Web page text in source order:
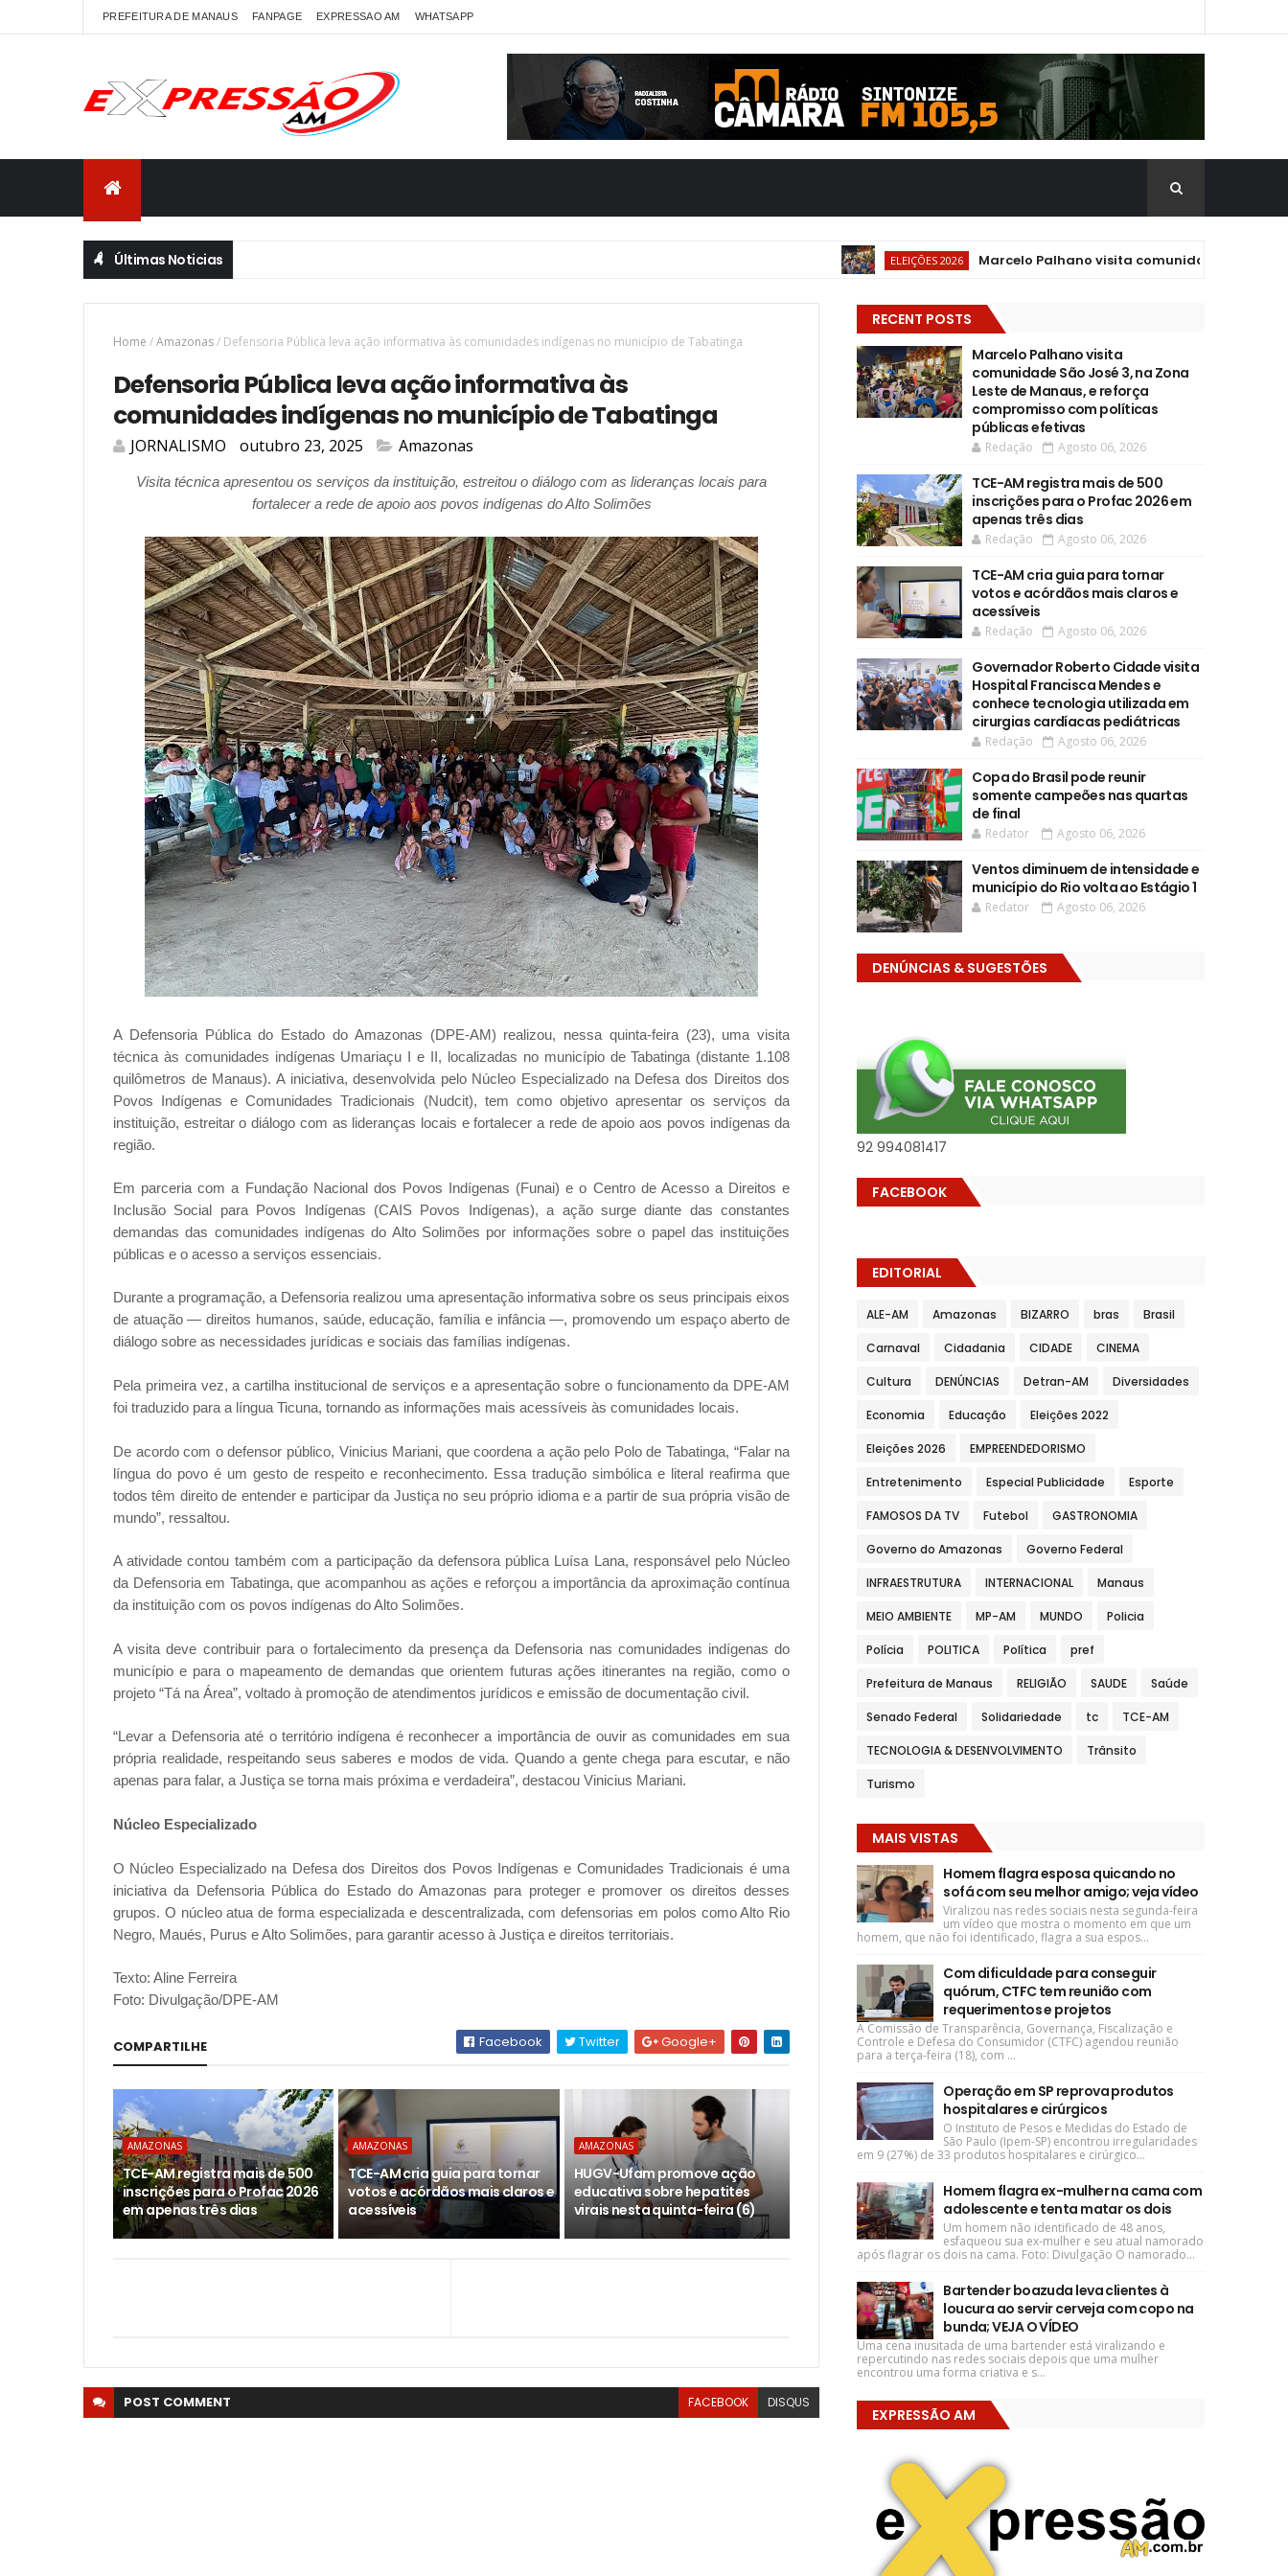
PREFEITURA DE MANAUS FANPAGE EXPRESSAO AM WHATSAPP
Últimas Noticias ELEIÇÕES 2026 Marcelo Palhano visita comunidade São José 3,
Home /Amazonas/ Defensoria Pública leva ação informativa às comunidades indígenas no município de Tabatinga
Defensoria Pública leva ação informativa às
comunidades indígenas no município de Tabatinga
JORNALISMO outubro 23, 2025 Amazonas
Visita técnica apresentou os serviços da instituição, estreitou o diálogo com as lideranças locais para
fortalecer a rede de apoio aos povos indígenas do Alto Solimões
A Defensoria Pública do Estado do Amazonas (DPE-AM) realizou, nessa quinta-feira (23), uma visita
técnica às comunidades indígenas Umariaçu I e II, localizadas no município de Tabatinga (distante 1.108
quilômetros de Manaus). A iniciativa, desenvolvida pelo Núcleo Especializado na Defesa dos Direitos dos
Povos Indígenas e Comunidades Tradicionais (Nudcit), tem como objetivo apresentar os serviços da
instituição, estreitar o diálogo com as lideranças locais e fortalecer a rede de apoio aos povos indígenas da
região.
Em parceria com a Fundação Nacional dos Povos Indígenas (Funai) e o Centro de Acesso a Direitos e
Inclusão Social para Povos Indígenas (CAIS Povos Indígenas), a ação surge diante das constantes
demandas das comunidades indígenas do Alto Solimões por informações sobre o papel das instituições
públicas e o acesso a serviços essenciais.
Durante a programação, a Defensoria realizou uma apresentação informativa sobre os seus principais eixos
de atuação — direitos humanos, saúde, educação, família e infância —, promovendo um espaço aberto de
diálogo sobre as necessidades jurídicas e sociais das famílias indígenas.
Pela primeira vez, a cartilha institucional de serviços e a apresentação sobre o funcionamento da DPE-AM
foi traduzido para a língua Ticuna, tornando as informações mais acessíveis às comunidades locais.
De acordo com o defensor público, Vinicius Mariani, que coordena a ação pelo Polo de Tabatinga, “Falar na
língua do povo é um gesto de respeito e reconhecimento. Essa tradução simbólica e literal reafirma que
todos têm direito de entender e participar da Justiça no seu próprio idioma e a partir de sua própria visão de
mundo”, ressaltou.
A atividade contou também com a participação da defensora pública Luísa Lana, responsável pelo Núcleo
da Defensoria em Tabatinga, que acompanhou as ações e reforçou a importância da aproximação contínua
da instituição com os povos indígenas do Alto Solimões.
A visita deve contribuir para o fortalecimento da presença da Defensoria nas comunidades indígenas do
município e para o mapeamento de demandas que orientem futuras ações itinerantes na região, como o
projeto “Tá na Área”, voltado à promoção de atendimentos jurídicos e emissão de documentação civil.
“Levar a Defensoria até o território indígena é reconhecer a importância de ouvir as comunidades em sua
própria realidade, respeitando seus saberes e modos de vida. Quando a gente chega para escutar, e não
apenas para falar, a Justiça se torna mais próxima e verdadeira”, destacou Vinicius Mariani.
Núcleo Especializado
O Núcleo Especializado na Defesa dos Direitos dos Povos Indígenas e Comunidades Tradicionais é uma
iniciativa da Defensoria Pública do Estado do Amazonas para proteger e promover os direitos desses
grupos. O núcleo atua de forma especializada e descentralizada, com defensorias em polos como Alto Rio
Negro, Maués, Purus e Alto Solimões, para garantir acesso à Justiça e direitos territoriais.
Texto: Aline Ferreira
Foto: Divulgação/DPE-AM
COMPARTILHE Facebook Twitter Google+
AMAZONAS
TCE-AM registra mais de 500
inscrições para o Profac 2026
em apenas três dias
AMAZONAS
TCE-AM cria guia para tornar
votos e acórdãos mais claros e
acessíveis
AMAZONAS
HUGV-Ufam promove ação
educativa sobre hepatites
virais nesta quinta-feira (6)
POST COMMENT FACEBOOK DISQUS
RECENT POSTS
Marcelo Palhano visita
comunidade São José 3, na Zona
Leste de Manaus, e reforça
compromisso com políticas
públicas efetivas
Redação Agosto 06, 2026
TCE-AM registra mais de 500
inscrições para o Profac 2026 em
apenas três dias
Redação Agosto 06, 2026
TCE-AM cria guia para tornar
votos e acórdãos mais claros e
acessíveis
Redação Agosto 06, 2026
Governador Roberto Cidade visita
Hospital Francisca Mendes e
conhece tecnologia utilizada em
cirurgias cardíacas pediátricas
Redação Agosto 06, 2026
Copa do Brasil pode reunir
somente campeões nas quartas
de final
Redator Agosto 06, 2026
Ventos diminuem de intensidade e
município do Rio volta ao Estágio 1
Redator Agosto 06, 2026
DENÚNCIAS & SUGESTÕES
92 994081417
FACEBOOK
EDITORIAL
ALE-AM Amazonas BIZARRO bras Brasil
Carnaval Cidadania CIDADE CINEMA
Cultura DENÚNCIAS Detran-AM Diversidades
Economia Educação Eleições 2022
Eleições 2026 EMPREENDEDORISMO
Entretenimento Especial Publicidade Esporte
FAMOSOS DA TV Futebol GASTRONOMIA
Governo do Amazonas Governo Federal
INFRAESTRUTURA INTERNACIONAL Manaus
MEIO AMBIENTE MP-AM MUNDO Policia
Polícia POLITICA Política pref
Prefeitura de Manaus RELIGIÃO SAUDE Saúde
Senado Federal Solidariedade tc TCE-AM
TECNOLOGIA & DESENVOLVIMENTO Trânsito
Turismo
MAIS VISTAS
Homem flagra esposa quicando no
sofá com seu melhor amigo; veja vídeo
Viralizou nas redes sociais nesta segunda-feira
um vídeo que mostra o momento em que um
homem, que não foi identificado, flagra a sua espos...
Com dificuldade para conseguir
quórum, CTFC tem reunião com
requerimentos e projetos
A Comissão de Transparência, Governança, Fiscalização e
Controle e Defesa do Consumidor (CTFC) agendou reunião
para a terça-feira (18), com ...
Operação em SP reprova produtos
hospitalares e cirúrgicos
O Instituto de Pesos e Medidas do Estado de
São Paulo (Ipem-SP) encontrou irregularidades
em 9 (27%) de 33 produtos hospitalares e cirúrgico...
Homem flagra ex-mulher na cama com
adolescente e tenta matar os dois
Um homem não identificado de 48 anos,
esfaqueou sua ex-mulher e seu atual namorado
após flagrar os dois na cama. Foto: Divulgação O namorado...
Bartender boazuda leva clientes à
loucura ao servir cerveja com copo na
bunda; VEJA O VÍDEO
Uma cena inusitada de uma bartender está viralizando e
repercutindo nas redes sociais depois que uma mulher
encontrou uma forma criativa e s...
EXPRESSÃO AM